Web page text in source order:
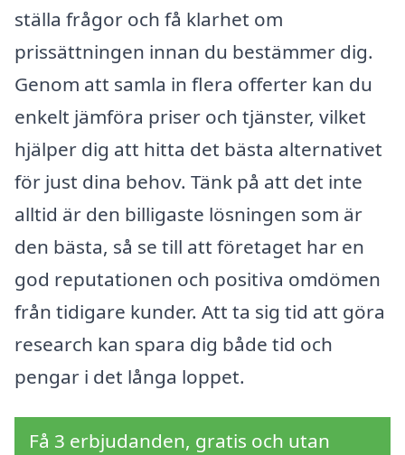
ställa frågor och få klarhet om
prissättningen innan du bestämmer dig.
Genom att samla in flera offerter kan du
enkelt jämföra priser och tjänster, vilket
hjälper dig att hitta det bästa alternativet
för just dina behov. Tänk på att det inte
alltid är den billigaste lösningen som är
den bästa, så se till att företaget har en
god reputationen och positiva omdömen
från tidigare kunder. Att ta sig tid att göra
research kan spara dig både tid och
pengar i det långa loppet.
Få 3 erbjudanden, gratis och utan